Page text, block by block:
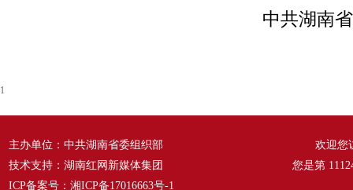
中共湖南
1
主办单位：中共湖南省委组织部
技术支持：湖南红网新媒体集团
ICP备案号： 湘ICP备17016663号-1
欢迎您
您是第